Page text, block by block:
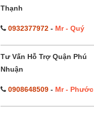
Thạnh
0932377972- Mr - Quý
Tư Vấn Hỗ Trợ Quận Phú
Nhuận
0908648509- Mr - Phước